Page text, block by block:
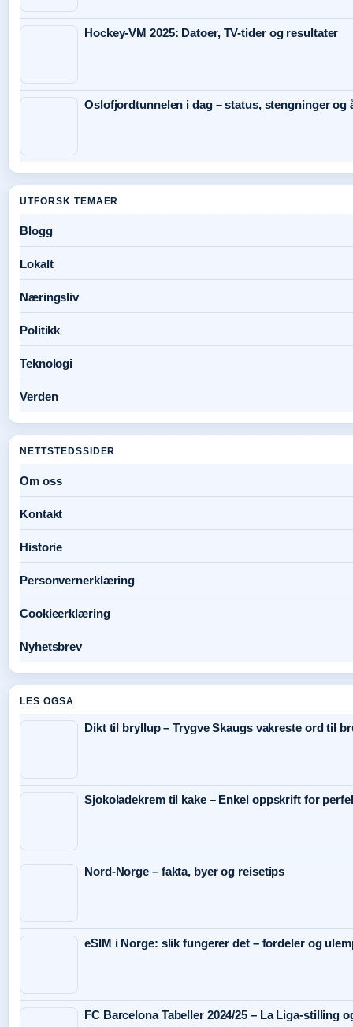
Hockey-VM 2025: Datoer, TV-tider og resultater
Oslofjordtunnelen i dag – status, stengninger og
UTFORSK TEMAER
Blogg
Lokalt
Næringsliv
Politikk
Teknologi
Verden
NETTSTEDSSIDER
Om oss
Kontakt
Historie
Personvernerklæring
Cookieerklæring
Nyhetsbrev
LES OGSA
Dikt til bryllup – Trygve Skaugs vakreste ord til
Sjokoladekrem til kake – Enkel oppskrift for
Nord-Norge – fakta, byer og reisetips
eSIM i Norge: slik fungerer det – fordeler og
FC Barcelona Tabeller 2024/25 – La Liga-stilling